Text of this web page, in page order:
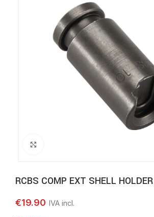
RCBS COMP EXT SHELL
€19.90